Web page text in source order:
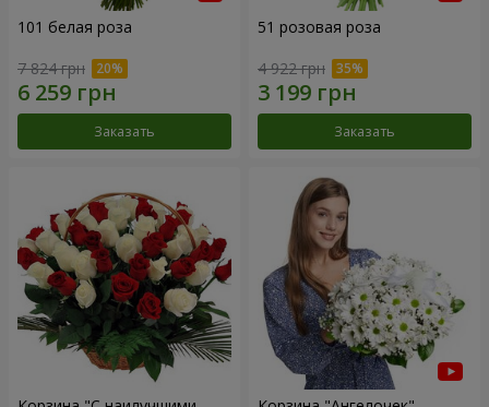
101 белая роза
7 824 грн
Заказать
51 розовая роза
4 922 грн
Заказать